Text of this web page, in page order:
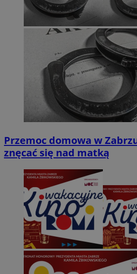
Przemoc domowa w
znęcać się nad matką